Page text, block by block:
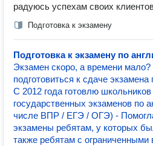
радуюсь успехам своих
Подготовка к экзамену
Подготовка к экзамену по
Экзамен скоро, а времени
подготовиться к сдаче
С 2012 года готовлю
государственных экзаменов по
числе ВПР / ЕГЭ / ОГЭ) -
экзамены ребятам, у которых
также ребятам с ограниченными